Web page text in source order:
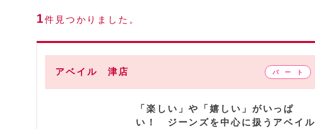
1件見つかりました。
アベイル 津店
「楽しい」や「嬉しい」がいっぱ
い！ ジーンズを中心に扱うアベイル